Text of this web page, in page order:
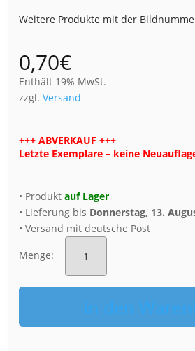
Weitere Produkte mit der
0,70€
Enthält 19% MwSt.
zzgl.Versand
+++ ABVERKAUF +++
Letzte Exemplare – keine
• Produktauf Lager
• Lieferung bis Donnerstag, 13.
• Versand mit deutsche Post
Menge:
Dresden
Postkarte
00491)Dresden
Mengein den